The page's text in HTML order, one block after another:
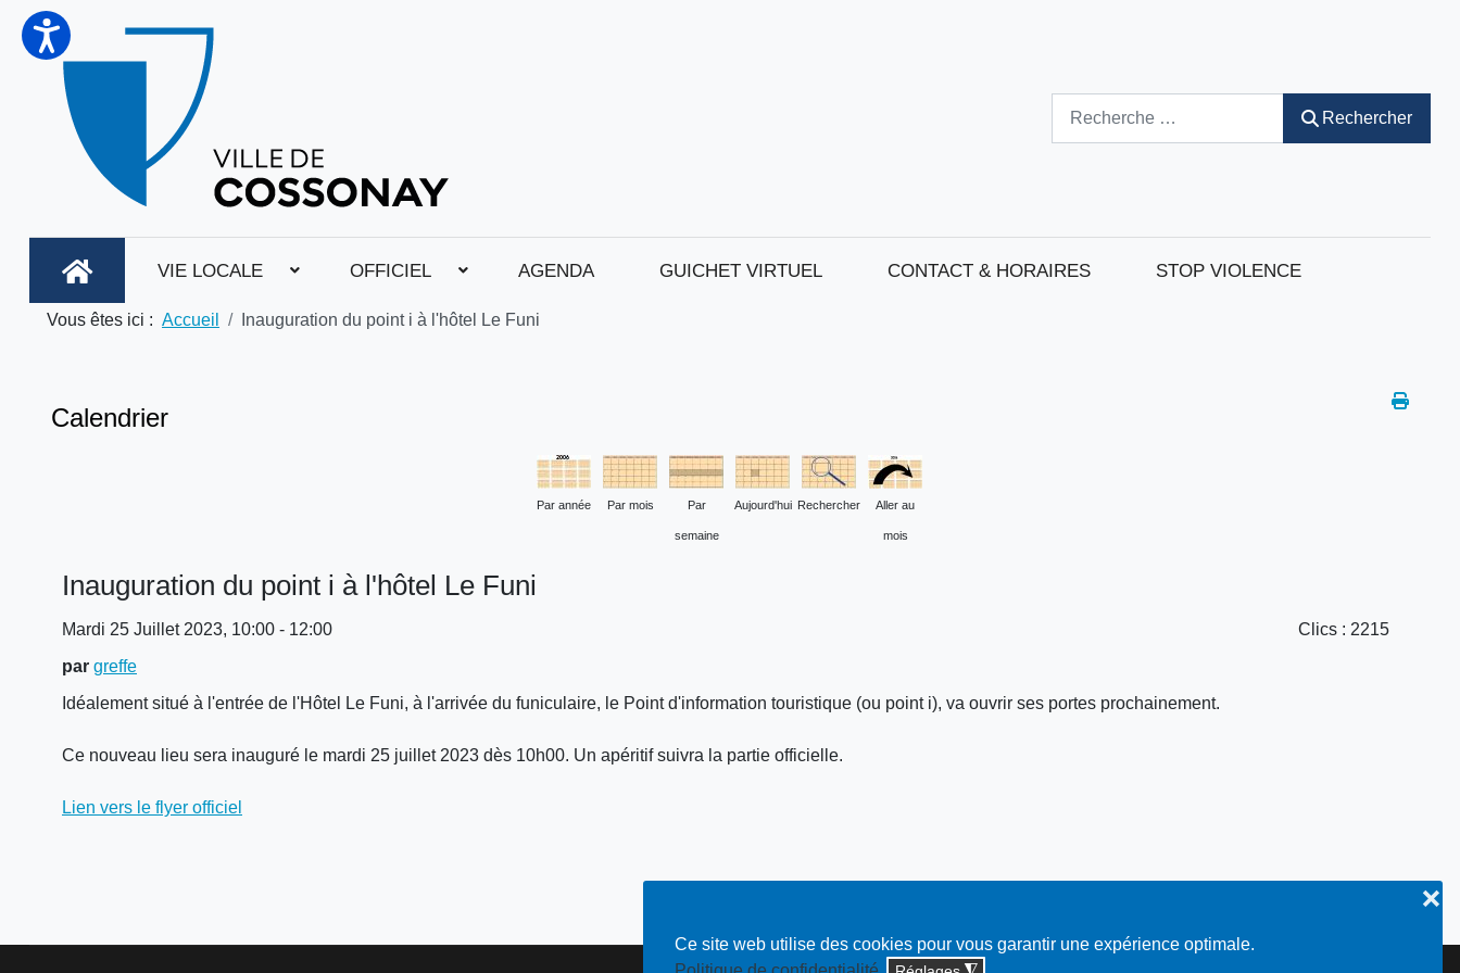
Ce site web utilise des cookies pour vous garantir une expérience optimale.
❌
Rechercher
VIE LOCALE OFFICIEL AGENDA GUICHET VIRTUEL CONTACT & HORAIRES STOP VIOLENCE
Vous êtes ici : Accueil Inauguration du point i à l'hôtel Le Funi
Calendrier
Par année Par mois Par
semaine
Aujourd'hui Rechercher Aller au
mois
Inauguration du point i à l'hôtel Le Funi
Mardi 25 Juillet 2023, 10:00 - 12:00 Clics: 2215
par greffe
Idéalement situé à l'entrée de l'Hôtel Le Funi, à l'arrivée du funiculaire, le Point d'information touristique (ou point i), va ouvrir ses portes prochainement.
Ce nouveau lieu sera inauguré le mardi 25 juillet 2023 dès 10h00. Un apéritif suivra la partie officielle.
Lien vers le flyer officiel